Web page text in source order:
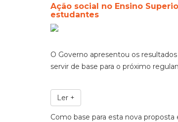
Ação social no Ensino
estudantes
O Governo apresentou os
servir de base para o próximo
Ler +
Como base para esta nova